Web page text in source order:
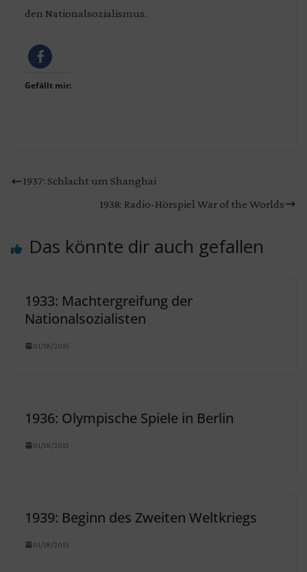
den Nationalsozialismus.
Gefällt mir:
1937: Schlacht um Shanghai
1938: Radio-Hörspiel War of the Worlds
Das könnte dir auch gefallen
1933: Machtergreifung der
Nationalsozialisten
01/18/2015
1936: Olympische Spiele in Berlin
01/18/2015
1939: Beginn des Zweiten Weltkriegs
01/18/2015